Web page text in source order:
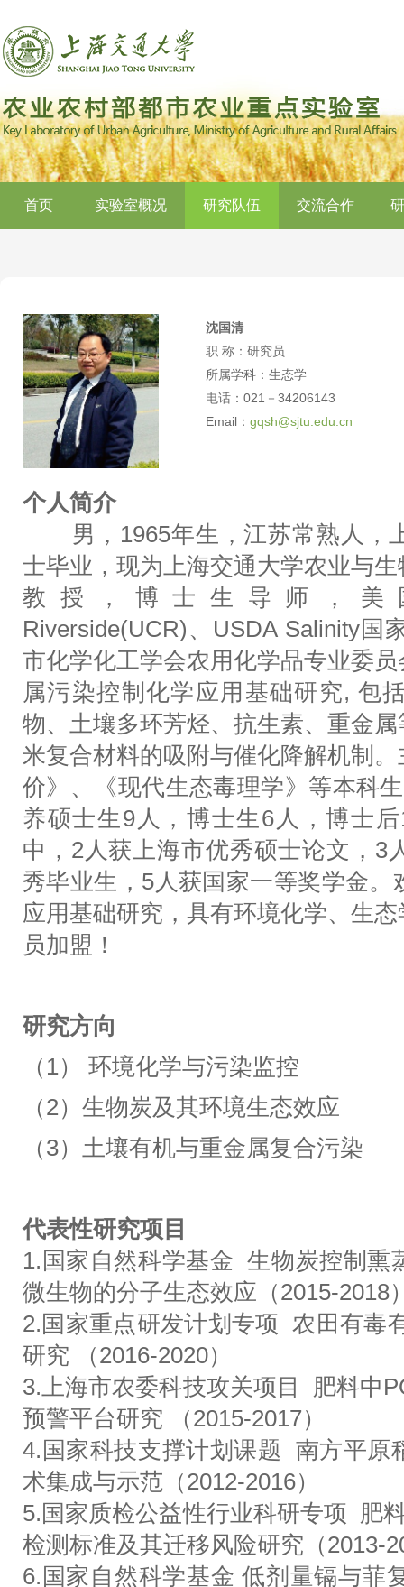
首页 实验室概况 研究队伍 交流合作
沈国清
职 称：研究员
所属学科：生态学
电话：021－34206143
Email： gqsh@sjtu.edu.cn
个人简介
男，1965年生，江苏常熟人，
士毕业，现为上海交通大学农业与
教授，博士生导师，美国
Riverside(UCR)、USDA Salinity国
市化学化工学会农用化学品专业委
属污染控制化学应用基础研究, 包
物、土壤多环芳烃、抗生素、重金
米复合材料的吸附与催化降解机制
价》、《现代生态毒理学》等本科
养硕士生9人，博士生6人，博士
中，2人获上海市优秀硕士论文，3
秀毕业生，5人获国家一等奖学金
应用基础研究，具有环境化学、生
员加盟！
研究方向
（1） 环境化学与污染监控
（2）生物炭及其环境生态效应
（3）土壤有机与重金属复合污染
代表性研究项目
1.国家自然科学基金 生物炭控制熏
微生物的分子生态效应（2015-2018
2.国家重点研发计划专项 农田有毒
研究 （2016-2020）
3.上海市农委科技攻关项目 肥料中
预警平台研究 （2015-2017）
4.国家科技支撑计划课题 南方平原
术集成与示范（2012-2016）
5.国家质检公益性行业科研专项 肥
检测标准及其迁移风险研究（2013-
6.国家自然科学基金 低剂量镉与菲